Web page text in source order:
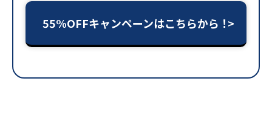
55%OFFキャンペーンはこちらから！